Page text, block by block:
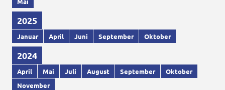
2025
Januar April Juni September Oktober
2024
April Mai Juli August September
Oktober
November